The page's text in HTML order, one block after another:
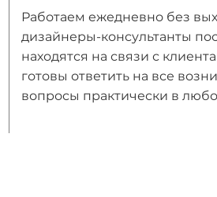
Работаем ежедневно без
дизайнеры-консультанты
находятся на связи с
готовы ответить на все
вопросы практически в